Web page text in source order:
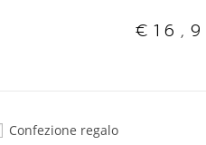
€
Confezione regalo